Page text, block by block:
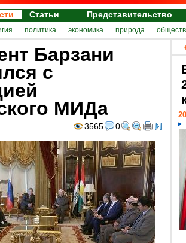
Статьи Представительство
политика экономика природа
Барзани
с
МИДа
3565 0